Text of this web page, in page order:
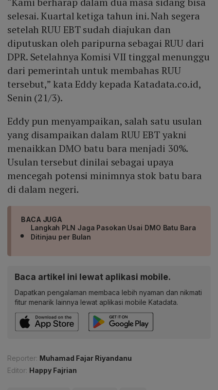
selesai. Kuartal ketiga tahun ini. Nah segera
setelah RUU EBT sudah diajukan dan
diputuskan oleh paripurna sebagai RUU dari
DPR. Setelahnya Komisi VII tinggal menunggu
dari pemerintah untuk membahas RUU
tersebut,” kata Eddy kepada Katadata.co.id,
Senin (21/3).
Eddy pun menyampaikan, salah satu usulan
yang disampaikan dalam RUU EBT yakni
menaikkan DMO batu bara menjadi 30%.
Usulan tersebut dinilai sebagai upaya
mencegah potensi minimnya stok batu bara
di dalam negeri.
BACA JUGA
Langkah PLN Jaga Pasokan Usai DMO Batu Bara
Ditinjau per Bulan
Baca artikel ini lewat aplikasi mobile.
Dapatkan pengalaman membaca lebih nyaman dan nikmati
fitur menarik lainnya lewat aplikasi mobile Katadata.
Reporter: Muhamad Fajar Riyandanu
Editor: Happy Fajrian